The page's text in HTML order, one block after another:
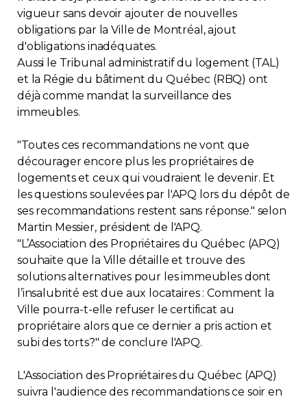
vigueur sans devoir ajouter de nouvelles
obligations par la Ville de Montréal, ajout
d'obligations inadéquates.
Aussi le Tribunal administratif du logement (TAL)
et la Régie du bâtiment du Québec (RBQ) ont
déjà comme mandat la surveillance des
immeubles.
"Toutes ces recommandations ne vont que
décourager encore plus les propriétaires de
logements et ceux qui voudraient le devenir. Et
les questions soulevées par l'APQ lors du dépôt de
ses recommandations restent sans réponse." selon
Martin Messier, président de l'APQ.
"L’Association des Propriétaires du Québec (APQ)
souhaite que la Ville détaille et trouve des
solutions alternatives pour les immeubles dont
l’insalubrité est due aux locataires : Comment la
Ville pourra-t-elle refuser le certificat au
propriétaire alors que ce dernier a pris action et
subi des torts?" de conclure l'APQ.
L'Association des Propriétaires du Québec (APQ)
suivra l'audience des recommandations ce soir en